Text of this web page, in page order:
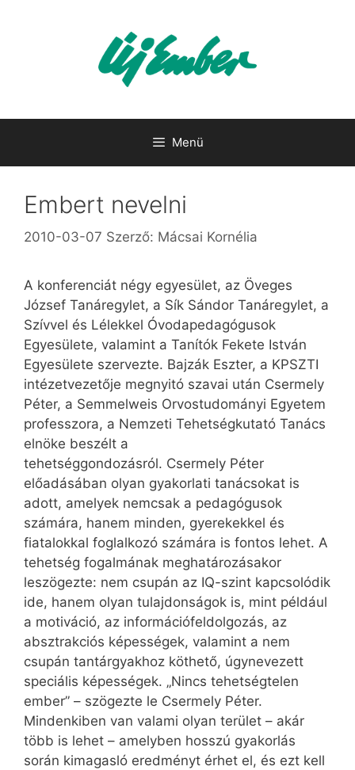
Menü
Embert nevelni
2010-03-07 Szerző: Mácsai Kornélia
A konferenciát négy egyesület, az Öveges
József Tanáregylet, a Sík Sándor Tanáregylet, a
Szívvel és Lélekkel Óvodapedagógusok
Egyesülete, valamint a Tanítók Fekete István
Egyesülete szervezte. Bajzák Eszter, a KPSZTI
intézetvezetője megnyitó szavai után Csermely
Péter, a Semmelweis Orvostudományi Egyetem
professzora, a Nemzeti Tehetségkutató Tanács
elnöke beszélt a
tehetséggondozásról. Csermely Péter
előadásában olyan gyakorlati tanácsokat is
adott, amelyek nemcsak a pedagógusok
számára, hanem minden, gyerekekkel és
fiatalokkal foglalkozó számára is fontos lehet. A
tehetség fogalmának meghatározásakor
leszögezte: nem csupán az IQ-szint kapcsolódik
ide, hanem olyan tulajdonságok is, mint például
a motiváció, az információfeldolgozás, az
absztrakciós képességek, valamint a nem
csupán tantárgyakhoz köthető, úgynevezett
speciális képességek. „Nincs tehetségtelen
ember” – szögezte le Csermely Péter.
Mindenkiben van valami olyan terület – akár
több is lehet – amelyben hosszú gyakorlás
során kimagasló eredményt érhet el, és ezt kell